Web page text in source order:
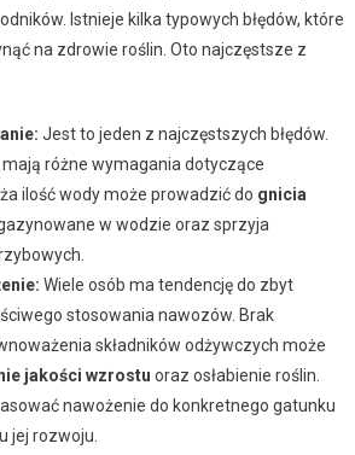
Istnieje kilka typowych błędów, które
na zdrowie roślin. Oto najczęstsze z
Jest to jeden z najczęstszych błędów.
różne wymagania dotyczące
ilość wody może prowadzić do gnicia
w wodzie oraz sprzyja
Wiele osób ma tendencję do zbyt
stosowania nawozów. Brak
składników odżywczych może
jakości wzrostu oraz osłabienie roślin.
nawożenie do konkretnego gatunku
jej rozwoju.